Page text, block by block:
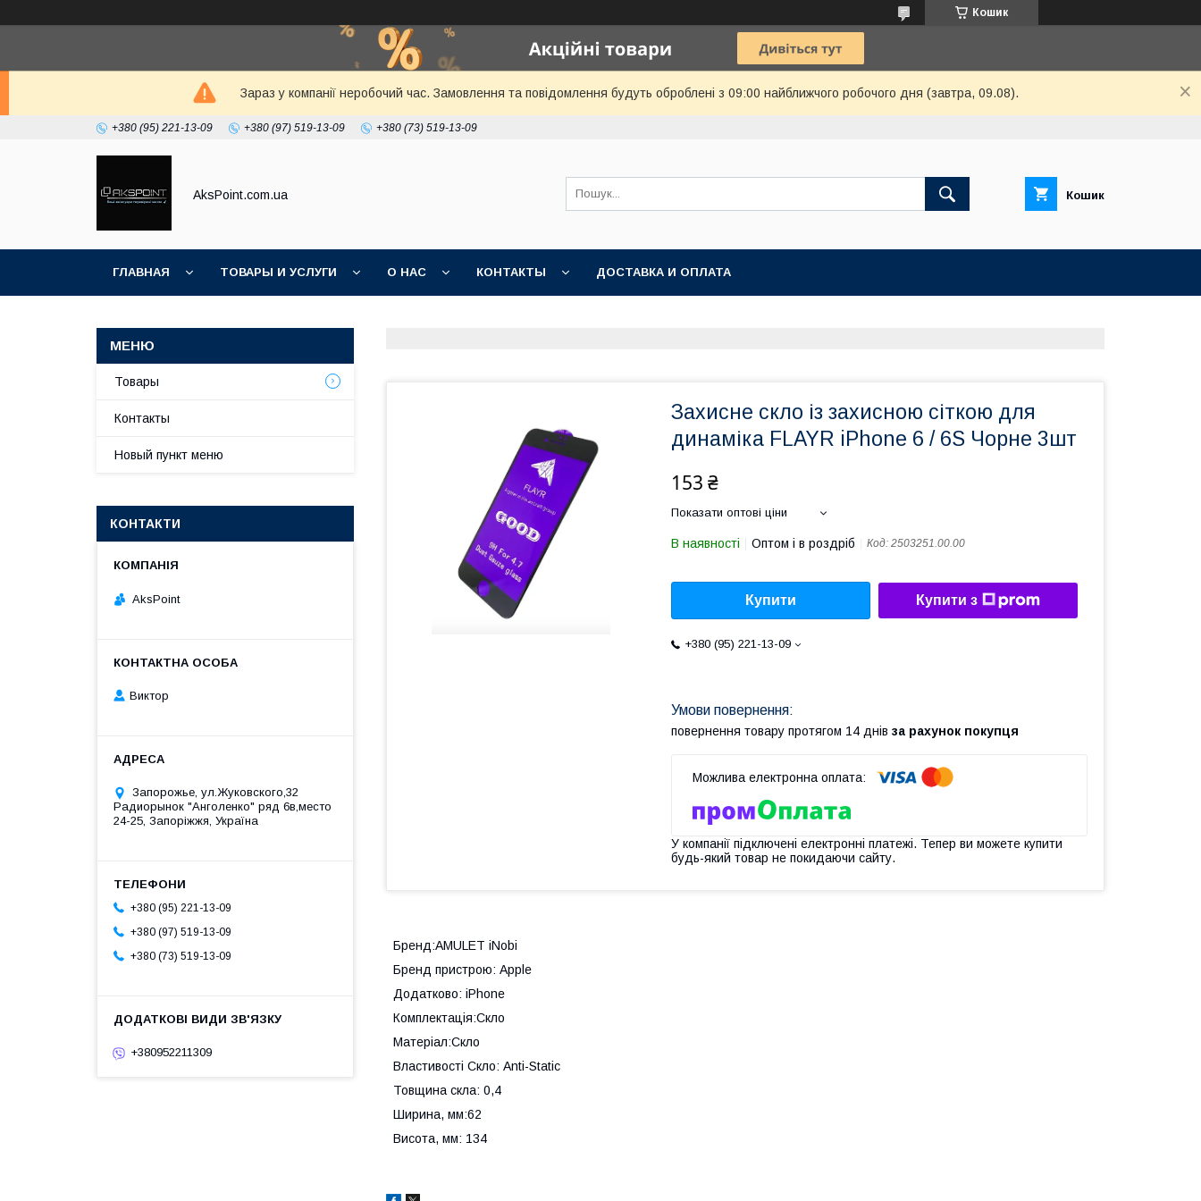
Кошик
Зараз у компанії неробочий час. Замовлення та повідомлення будуть оброблені з 09:00 найближчого робочого дня (завтра, 09.08).
+380 (95) 221-13-09 +380 (97) 519-13-09 +380 (73) 519-13-09
AksPoint.com.ua Кошик
ГЛАВНАЯ ТОВАРЫ И УСЛУГИ О НАС КОНТАКТЫ ДОСТАВКА И ОПЛАТА
Захисне скло із захисною сіткою для
динаміка FLAYR iPhone 6 / 6S Чорне 3шт
153 ₴
Показати оптові ціни
В наявності Оптом і в роздріб Код: 2503251.00.00
Купити Купити з
+380 (95) 221-13-09
повернення товару протягом 14 днів за рахунок покупця
У компанії підключені електронні платежі. Тепер ви можете купити
будь-який товар не покидаючи сайту.
Бренд:AMULET iNobi
Бренд пристрою: Apple
Додатково: iPhone
Комплектація:Скло
Матеріал:Скло
Властивості Скло: Anti-Static
Товщина скла: 0,4
Ширина, мм:62
Висота, мм: 134
Товары
Контакты
Новый пункт меню
КОНТАКТИ
AksPoint
Виктор
Запорожье, ул.Жуковского,32
Радиорынок "Анголенко" ряд 6в,место
24-25, Запоріжжя, Україна
+380 (95) 221-13-09
+380 (97) 519-13-09
+380 (73) 519-13-09
+380952211309